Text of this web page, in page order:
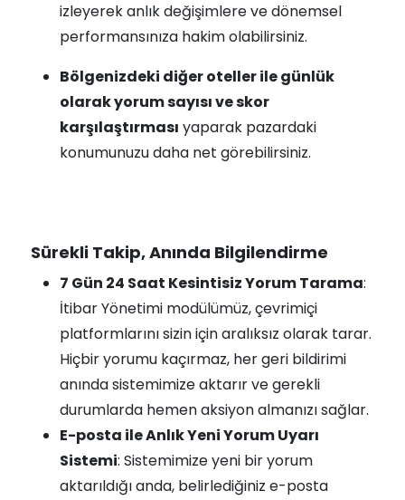
izleyerek anlık değişimlere ve dönemsel
performansınıza hakim olabilirsiniz.
Bölgenizdeki diğer oteller ile günlük
olarak yorum sayısı ve skor
karşılaştırması yaparak pazardaki
konumunuzu daha net görebilirsiniz.
Sürekli Takip, Anında Bilgilendirme
7 Gün 24 Saat Kesintisiz Yorum Tarama:
İtibar Yönetimi modülümüz, çevrimiçi
platformlarını sizin için aralıksız olarak tarar.
Hiçbir yorumu kaçırmaz, her geri bildirimi
anında sistemimize aktarır ve gerekli
durumlarda hemen aksiyon almanızı sağlar.
E-posta ile Anlık Yeni Yorum Uyarı
Sistemi: Sistemimize yeni bir yorum
aktarıldığı anda, belirlediğiniz e-posta